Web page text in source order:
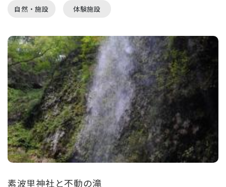
自然・施設 体験施設
素波里神社と不動の滝